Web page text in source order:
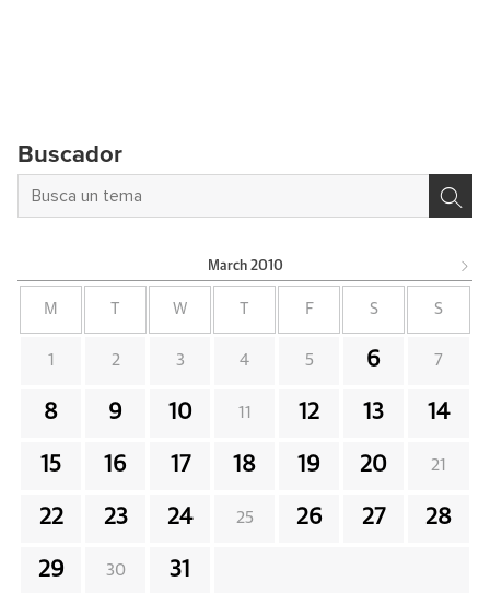
Buscador
March 2010
M W F S S
1 2 3 4 5 6 7
8 9 10 11 12 13 14
15 16 17 18 19 20 21
22 23 24 25 26 27 28
29 30 31